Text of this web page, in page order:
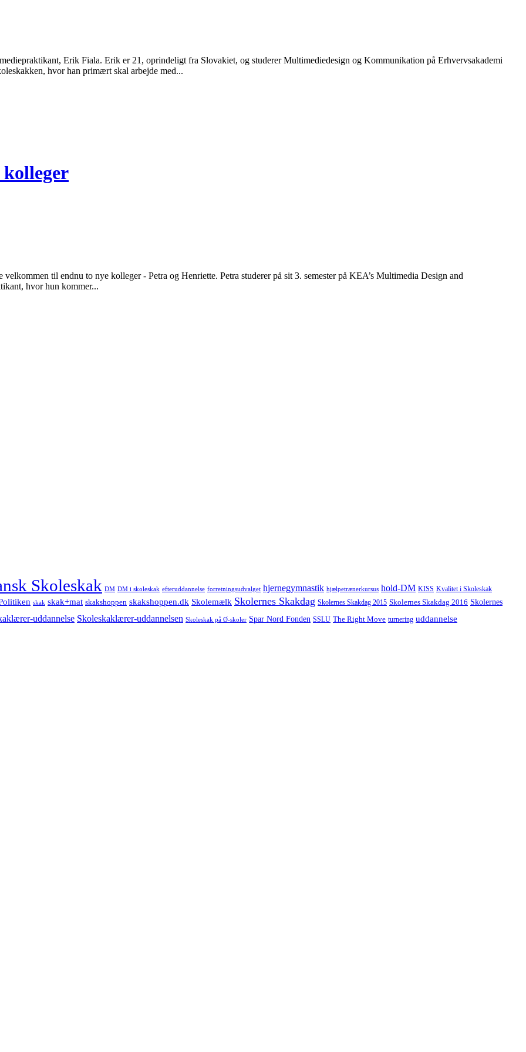
Erik Fiala. Erik er 21, oprindeligt fra Slovakiet, og studerer Multimediedesign og Kommunikation på Erhvervsakademi
hvor han primært skal arbejde med...
til endnu to nye kolleger - Petra og Henriette. Petra studerer på sit 3. semester på KEA’s Multimedia Design and
hvor hun kommer...
Skoleskak DM DM i skoleskak efteruddannelse forretningsudvalget hjernegymnastik hjælpetrænerkursus hold-DM KISS Kvalitet i Skoleskak
skak skak+mat skakshoppen skakshoppen.dk Skolemælk Skolernes Skakdag Skolernes Skakdag 2015 Skolernes Skakdag 2016 Skolernes
uddannelse Skoleskaklærer-uddannelsen Skoleskak på Ø-skoler Spar Nord Fonden SSLU The Right Move turnering uddannelse